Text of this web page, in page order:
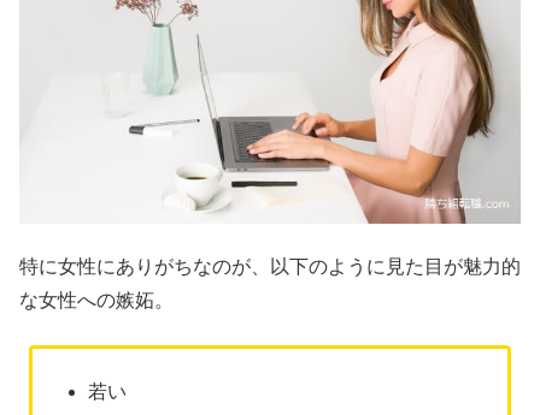
特に女性にありがちなのが、以下のように見た目が魅力的
な女性への嫉妬。
若い